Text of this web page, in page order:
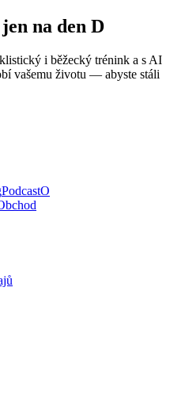
na den D
i běžecký trénink a s AI
vašemu životu — abyste stáli
PodcastO